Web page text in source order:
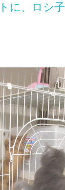
に、ロシ